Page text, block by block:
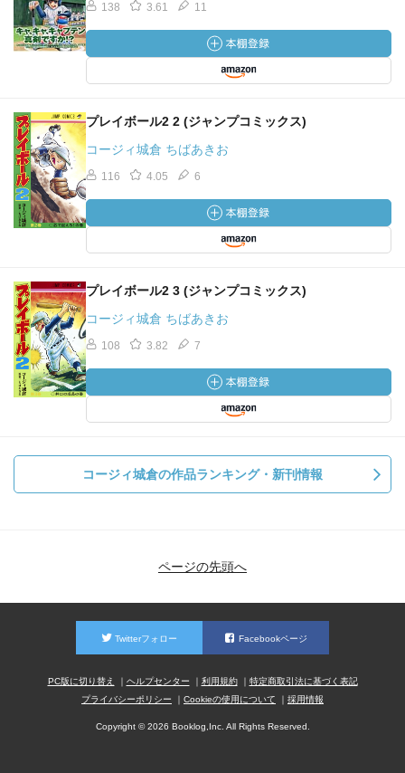
138 3.61 11
プレイボール2 2 (ジャンプコミックス)
コージィ城倉 ちばあきお
116 4.05 6
プレイボール2 3 (ジャンプコミックス)
コージィ城倉 ちばあきお
108 3.82 7
コージィ城倉の作品ランキング・新刊情報
ページの先頭へ
Twitterフォロー Facebookページ
PC版に切り替え ヘルプセンター 利用規約
特定商取引法に基づく表記
プライバシーポリシー
Cookieの使用について 採用情報
Copyright © 2026 Booklog,Inc. All Rights Reserved.